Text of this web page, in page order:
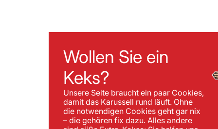
Wollen Sie ein
Keks?
Unsere Seite braucht ein paar Cookies,
damit das Karussell rund läuft. Ohne
die notwendigen Cookies geht gar nix
– die gehören fix dazu. Alles andere